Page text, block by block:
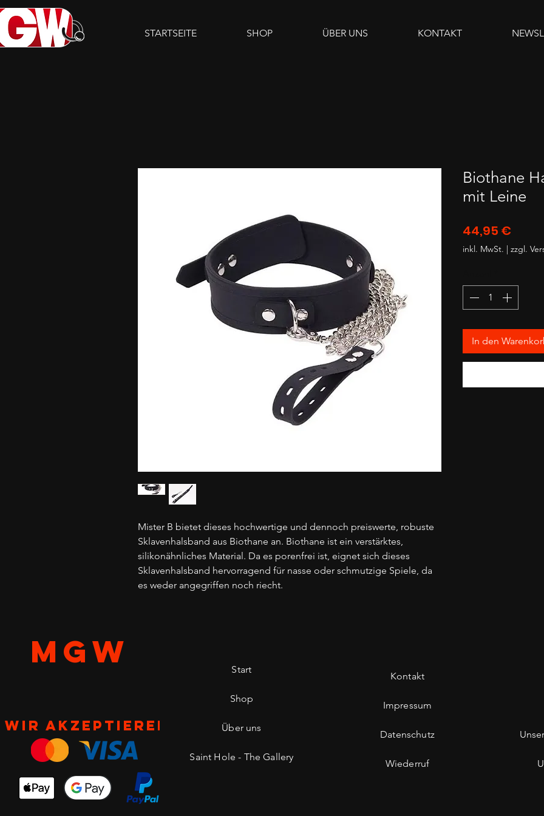
STARTSEITE SHOP ÜBER UNS KONTAKT
Mister B bietet dieses hochwertige und dennoch preiswerte, robuste
Sklavenhalsband aus Biothane an. Biothane ist ein verstärktes,
silikonähnliches Material. Da es porenfrei ist, eignet sich dieses
Sklavenhalsband hervorragend für nasse oder schmutzige Spiele, da
es weder angegriffen noch riecht.
Biothane
mit Leine
44,95 €
inkl. MwSt. | zzgl.
In den
MGW
Wir akzeptieren
Start
Shop
Über uns
Saint Hole - The Gallery
Kontakt
Impressum
Datenschutz
Wiederruf